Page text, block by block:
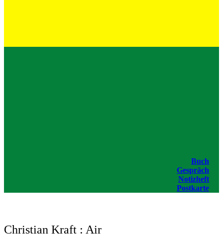
Buch
Gespräch
Notizheft
Postkarte
Christian Kraft : Air